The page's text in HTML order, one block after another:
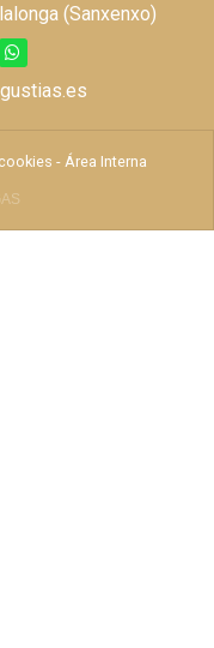
(Sanxenxo)
- Área Interna